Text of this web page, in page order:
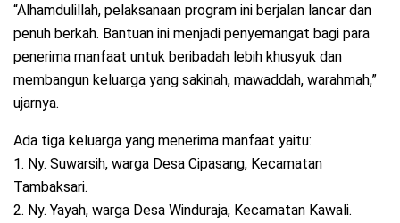
“Alhamdulillah, pelaksanaan program ini berjalan lancar dan
penuh berkah. Bantuan ini menjadi penyemangat bagi para
penerima manfaat untuk beribadah lebih khusyuk dan
membangun keluarga yang sakinah, mawaddah, warahmah,”
ujarnya.
Ada tiga keluarga yang menerima manfaat yaitu:
1. Ny. Suwarsih, warga Desa Cipasang, Kecamatan
Tambaksari.
2. Ny. Yayah, warga Desa Winduraja, Kecamatan Kawali.